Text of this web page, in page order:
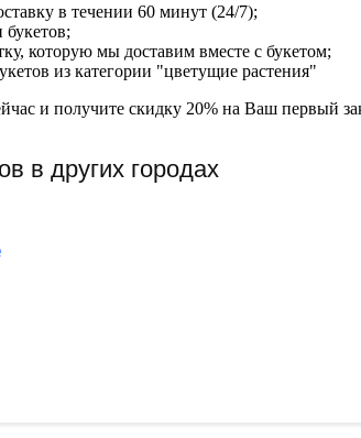
в течении 60 минут (24/7);
которую мы доставим вместе с букетом;
из категории "цветущие растения"
и получите скидку 20% на Ваш первый
в других городах